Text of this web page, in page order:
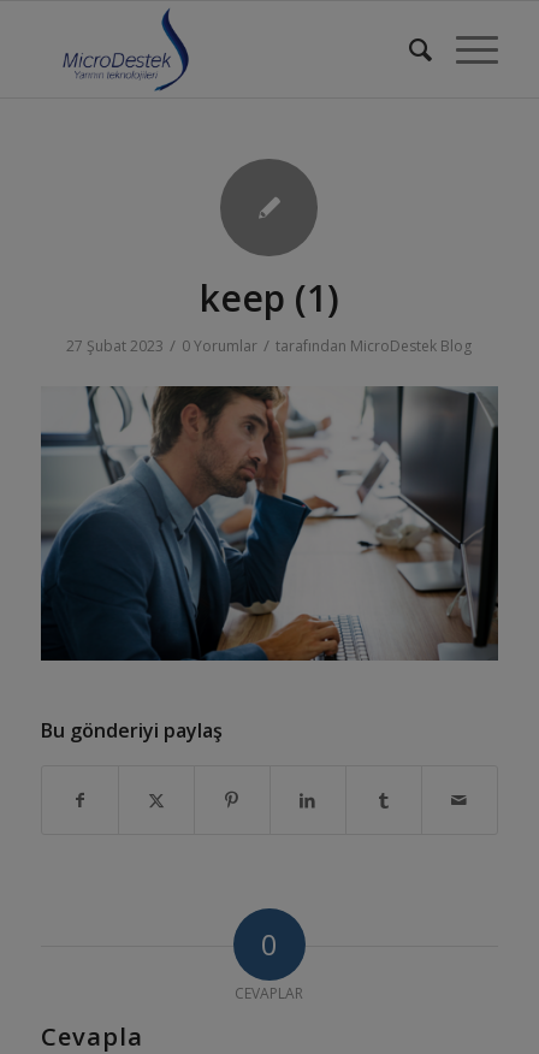
keep (1)
27 Şubat 2023 / 0 Yorumlar / tarafından MicroDestek Blog
Bu gönderiyi paylaş
0
CEVAPLAR
Cevapla